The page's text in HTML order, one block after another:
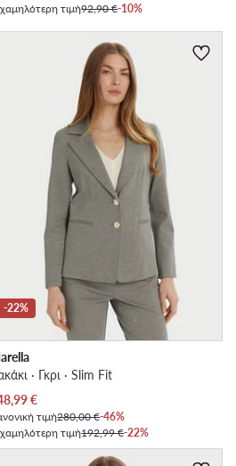
τιμή92,90 €-10%
-22%
· Γκρι · Slim Fit
τιμή
€
τιμή280,00 €-46%
τιμή192,99 €-22%